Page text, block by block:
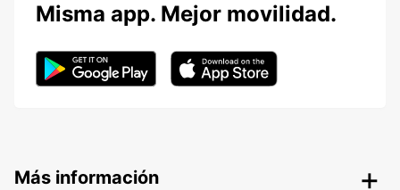
Misma app. Mejor movilidad.
Más información